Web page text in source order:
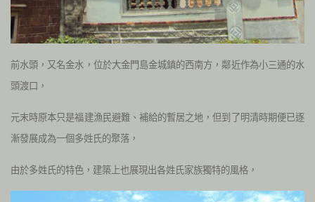
前水頭，又名金水，位於大金門島金城鎮的西南方，鄰近作為小三通的水
頭渡口，
元末時原本只是福建漁民避難、補給的暫居之地，但到了明清時期便已逐
漸發展成為一個多姓氏的聚落 ，
由於多姓氏的特色，建築上也展現出各姓氏家族獨特的風格，